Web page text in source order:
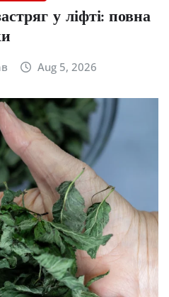
у ліфті: повна
Aug 5, 2026